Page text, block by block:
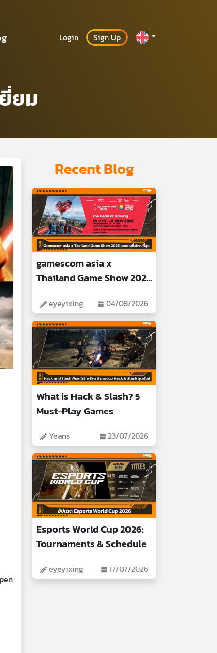
Login Sign Up
ยม
Recent Blog
gamescom asia x
Thailand Game Show 2026
eyeyixing 04/08/2026
What is Hack & Slash? 5
Must-Play Games
Yeans 23/07/2026
Esports World Cup 2026:
Tournaments & Schedule
eyeyixing 17/07/2026